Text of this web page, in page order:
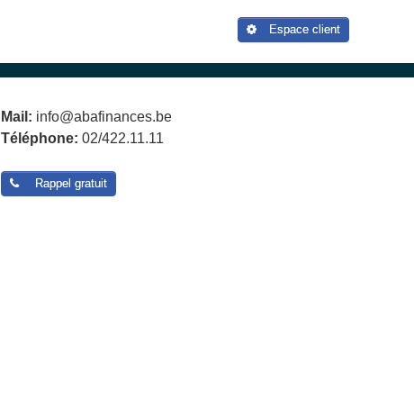
Espace client
Mail: info@abafinances.be
Téléphone: 02/422.11.11
Rappel gratuit